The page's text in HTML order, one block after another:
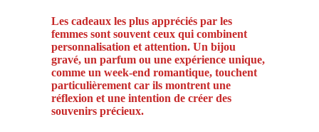
Les cadeaux les plus appréciés par les
femmes sont souvent ceux qui combinent
personnalisation et attention. Un bijou
gravé, un parfum ou une expérience unique,
comme un week-end romantique, touchent
particulièrement car ils montrent une
réflexion et une intention de créer des
souvenirs précieux.